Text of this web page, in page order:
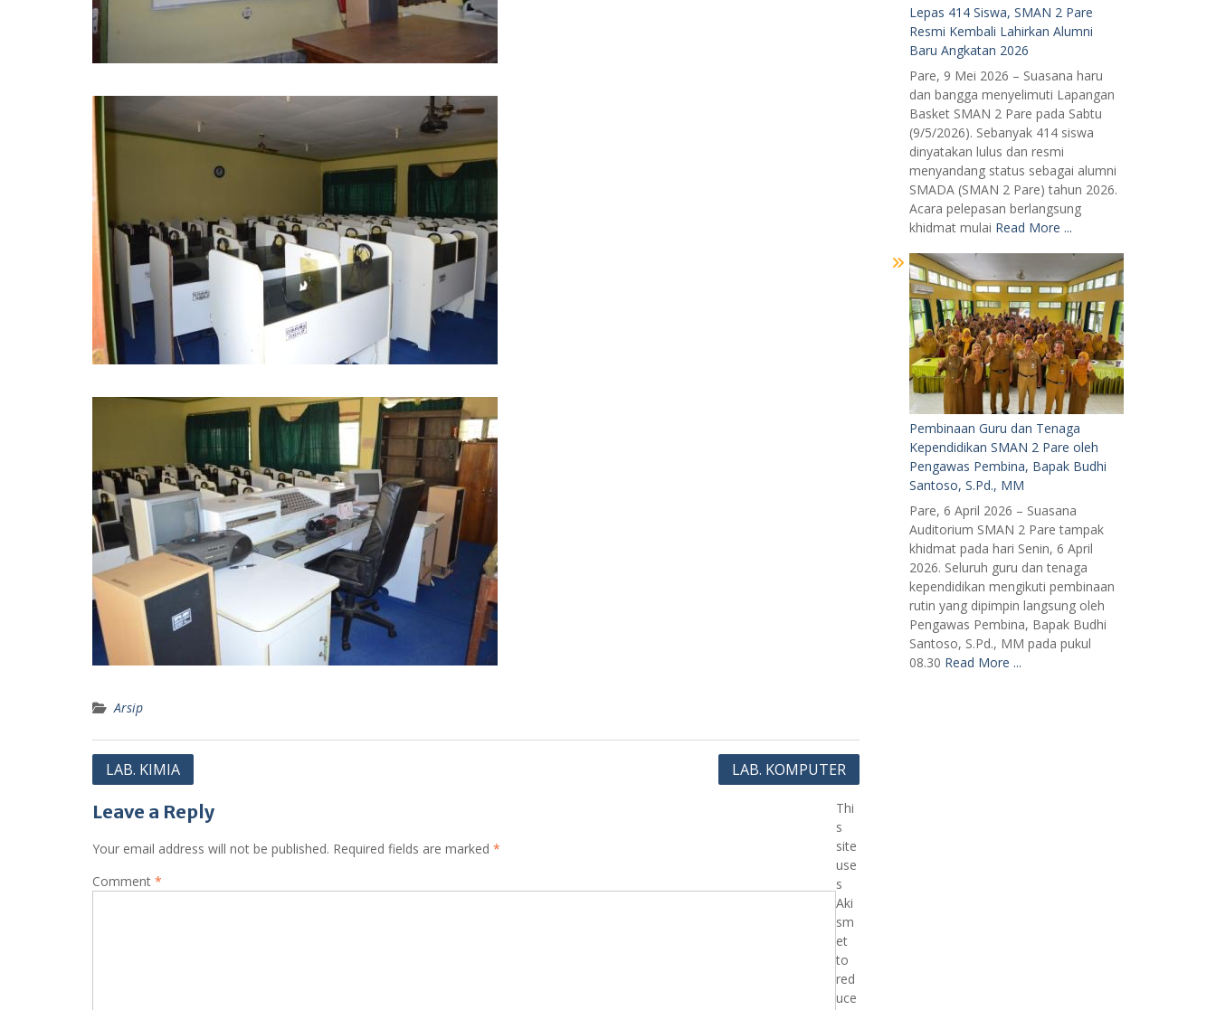
Arsip
Post
LAB. KIMIA LAB. KOMPUTER
Leave a Reply
Your email address will not be published. Required fields are marked *
Comment *
Thi
s
site
use
s
Aki
sm
et
to
red
uce
Lepas 414 Siswa, SMAN 2 Pare
Resmi Kembali Lahirkan Alumni
Baru Angkatan 2026
Pare, 9 Mei 2026 – Suasana haru
dan bangga menyelimuti Lapangan
Basket SMAN 2 Pare pada Sabtu
(9/5/2026). Sebanyak 414 siswa
dinyatakan lulus dan resmi
menyandang status sebagai alumni
SMADA (SMAN 2 Pare) tahun 2026.
Acara pelepasan berlangsung
khidmat mulai Read More ...
Pembinaan Guru dan Tenaga
Kependidikan SMAN 2 Pare oleh
Pengawas Pembina, Bapak Budhi
Santoso, S.Pd., MM
Pare, 6 April 2026 – Suasana
Auditorium SMAN 2 Pare tampak
khidmat pada hari Senin, 6 April
2026. Seluruh guru dan tenaga
kependidikan mengikuti pembinaan
rutin yang dipimpin langsung oleh
Pengawas Pembina, Bapak Budhi
Santoso, S.Pd., MM pada pukul
08.30 Read More ...